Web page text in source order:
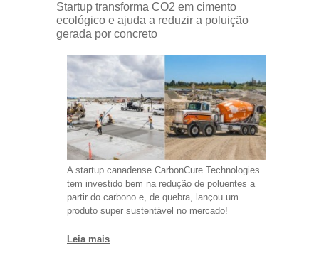
Startup transforma CO2 em cimento
ecológico e ajuda a reduzir a poluição
gerada por concreto
A startup canadense CarbonCure Technologies
tem investido bem na redução de poluentes a
partir do carbono e, de quebra, lançou um
produto super sustentável no mercado!
Leia mais